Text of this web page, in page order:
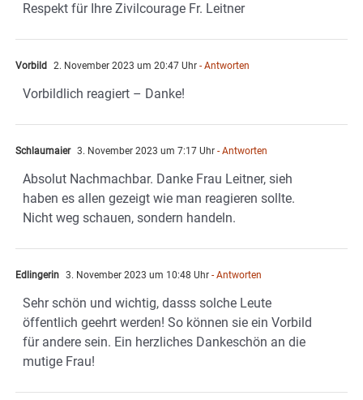
Respekt für Ihre Zivilcourage Fr. Leitner
Vorbild 2. November 2023 um 20:47 Uhr - Antworten
Vorbildlich reagiert – Danke!
Schlaumaier 3. November 2023 um 7:17 Uhr - Antworten
Absolut Nachmachbar. Danke Frau Leitner, sieh
haben es allen gezeigt wie man reagieren sollte.
Nicht weg schauen, sondern handeln.
Edlingerin 3. November 2023 um 10:48 Uhr - Antworten
Sehr schön und wichtig, dasss solche Leute
öffentlich geehrt werden! So können sie ein Vorbild
für andere sein. Ein herzliches Dankeschön an die
mutige Frau!